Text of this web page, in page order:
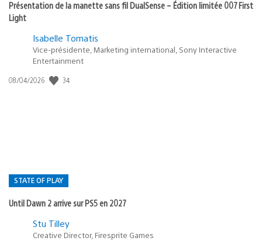
Présentation de la manette sans fil DualSense – Édition limitée 007 First
Light
Isabelle Tomatis
Vice-présidente, Marketing international, Sony Interactive
Entertainment
Date
08/04/2026 34
STATE OF PLAY
Until Dawn 2 arrive sur PS5 en 2027
PostéeStu Tilley
Creative Director, Firesprite Games